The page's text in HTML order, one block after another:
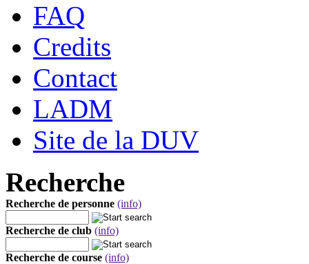
FAQ
Credits
Contact
LADM
Site de la DUV
Recherche
Recherche de personne (info)
Recherche de club (info)
Recherche de course (info)